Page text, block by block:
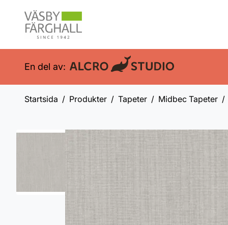
En del av:
Startsida Produkter Tapeter Midbec Tapeter